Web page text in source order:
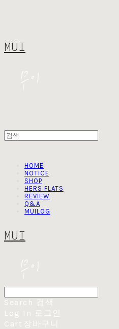
MUI
HOME
NOTICE
SHOP
HERS FLATS
REVIEW
Q&A
MUILOG
MUI
Search 검색
Log In 로그인
Cart 장바구니